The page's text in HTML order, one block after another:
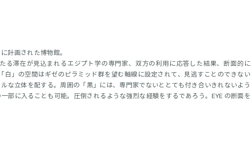
計画された博物館。
る滞在が見込まれるエジプト学の専門家、双方の利用に応答した結果、断面的に
白」の空間はギゼのピラミッド群を望む軸線に設定されて、見逃すことのできない
な立体を配する。周囲の「黒」には、専門家でないととても付き合いきれないよう
部に入ることも可能。圧倒されるような強烈な経験をするであろう。EYE の断面を